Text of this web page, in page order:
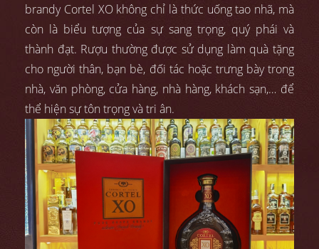
brandy Cortel XO không chỉ là thức uống tao nhã, mà
còn là biểu tượng của sự sang trọng, quý phái và
thành đạt. Rượu thường được sử dụng làm quà tặng
cho người thân, bạn bè, đối tác hoặc trưng bày trong
nhà, văn phòng, cửa hàng, nhà hàng, khách sạn,… để
thể hiện sự tôn trọng và tri ân.